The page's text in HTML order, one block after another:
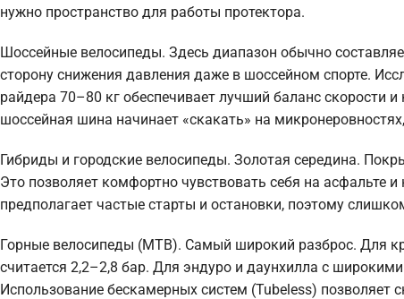
нужно пространство для работы протектора.
Шоссейные велосипеды. Здесь диапазон обычно
сторону снижения давления даже в шоссейном спорте.
райдера 70–80 кг обеспечивает лучший баланс скорости
шоссейная шина начинает «скакать» на
Гибриды и городские велосипеды. Золотая середина.
Это позволяет комфортно чувствовать себя на асфальте
предполагает частые старты и остановки, поэтому
Горные велосипеды (MTB). Самый широкий разброс. Для
считается 2,2–2,8 бар. Для эндуро и даунхилла с
Использование бескамерных систем (Tubeless) позволяет